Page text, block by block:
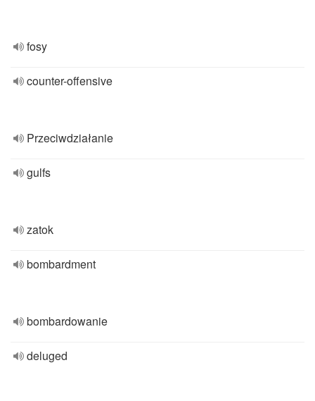
fosy
counter-offensive
Przeciwdziałanie
gulfs
zatok
bombardment
bombardowanie
deluged